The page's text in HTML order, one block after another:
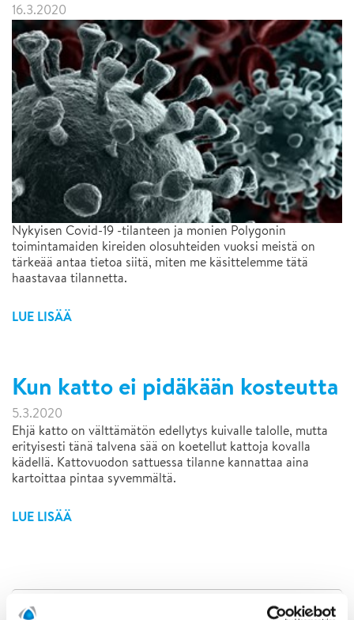
16.3.2020
Nykyisen Covid-19 -tilanteen ja monien Polygonin
toimintamaiden kireiden olosuhteiden vuoksi meistä on
tärkeää antaa tietoa siitä, miten me käsittelemme tätä
haastavaa tilannetta.
LUE LISÄÄ
Kun katto ei pidäkään kosteutta
5.3.2020
Ehjä katto on välttämätön edellytys kuivalle talolle, mutta
erityisesti tänä talvena sää on koetellut kattoja kovalla
kädellä. Kattovuodon sattuessa tilanne kannattaa aina
kartoittaa pintaa syvemmältä.
LUE LISÄÄ